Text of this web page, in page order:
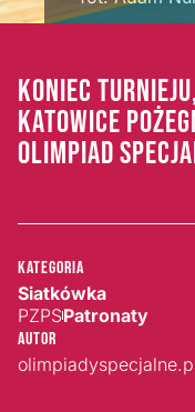
KONIEC
KATOWICE
OLIMPIAD
Kategoria
Siatkówka
PZPSPatronaty
Autor